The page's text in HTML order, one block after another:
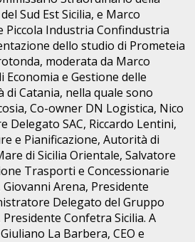
Sud Est Sicilia, e Marco
Piccola Industria Confindustria
dello studio di Prometeia
moderata da Marco
e Gestione delle
di Catania, nella quale sono
Co-owner DN Logistica, Nico
SAC, Riccardo Lentini,
e Pianificazione, Autorità di
di Sicilia Orientale, Salvatore
Trasporti e Concessionarie
Arena, Presidente
Delegato del Gruppo
Confetra Sicilia. A
La Barbera, CEO e